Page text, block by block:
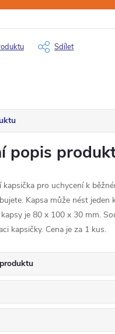
Sdílet
popis
kapsička pro uchycení k
Kapsa může nést jeden
je 80 x 100 x 30 mm.
kapsičky. Cena je za 1 kus.